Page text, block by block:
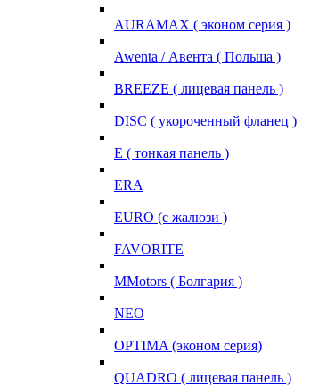
AURAMAX ( эконом серия )
Awenta / Авента ( Польша )
BREEZE ( лицевая панель )
DISC ( укороченный фланец )
E ( тонкая панель )
ERA
EURO (с жалюзи )
FAVORITE
MMotors ( Болгария )
NEO
OPTIMA (эконом серия)
QUADRO ( лицевая панель )